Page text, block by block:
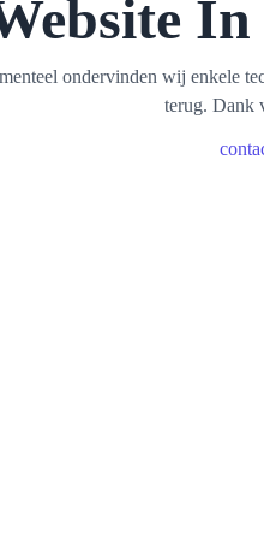
ondervinden wij enkele
terug. Dank